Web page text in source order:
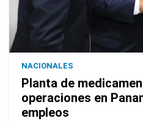
NACIONALES
Planta de
operaciones en
empleos